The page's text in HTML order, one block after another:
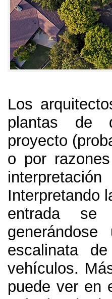
Los
plantas de
proyecto
o por
Interpretando
entrada se
escalinata
vehículos.
puede ver en